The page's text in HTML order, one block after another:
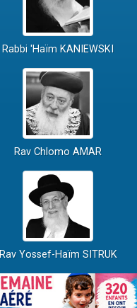
Rabbi 'Haïm KANIEWSKI
Rav Chlomo AMAR
Rav Yossef-Haïm SITRUK